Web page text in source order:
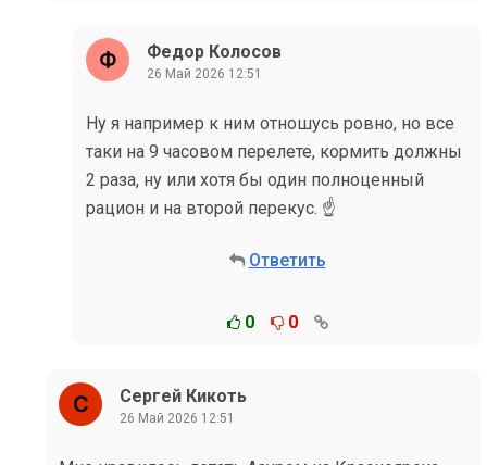
Федор Колосов
26 Май 2026 12:51
Ну я например к ним отношусь ровно, но все
таки на 9 часовом перелете, кормить должны
2 раза, ну или хотя бы один полноценный
рацион и на второй перекус. ☝
Ответить
0 0
Сергей Кикоть
26 Май 2026 12:51